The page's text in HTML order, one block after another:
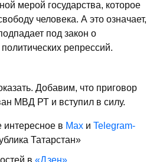
мерой государства, которое
человека. А это означает,
под закон о
репрессий.
Добавим, что приговор
МВД РТ и вступил в силу.
интересное в Max и Telegram-
Татарстан»